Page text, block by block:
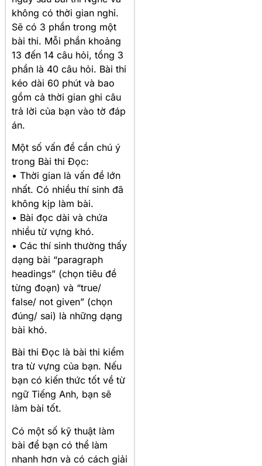
không có thời gian nghỉ.
Sẽ có 3 phần trong một
bài thi. Mỗi phần khoảng
13 đến 14 câu hỏi, tổng 3
phần là 40 câu hỏi. Bài thi
kéo dài 60 phút và bao
gồm cả thời gian ghi câu
trả lời của bạn vào tờ đáp
án.
Một số vấn đề cần chú ý
trong Bài thi Đọc:
• Thời gian là vấn đề lớn
nhất. Có nhiều thí sinh đã
không kịp làm bài.
• Bài đọc dài và chứa
nhiều từ vựng khó.
• Các thí sinh thường thấy
dạng bài “paragraph
headings” (chọn tiêu đề
từng đoạn) và “true/
false/ not given” (chọn
đúng/ sai) là những dạng
bài khó.
Bài thi Đọc là bài thi kiểm
tra từ vựng của bạn. Nếu
bạn có kiến thức tốt về từ
ngữ Tiếng Anh, bạn sẽ
làm bài tốt.
Có một số kỹ thuật làm
bài để bạn có thể làm
nhanh hơn và có cách giải